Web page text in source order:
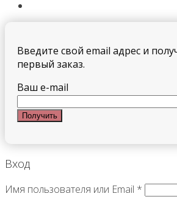
Введите свой email адрес и
первый заказ.
Ваш e-mail
Вход
Имя пользователя или Email *